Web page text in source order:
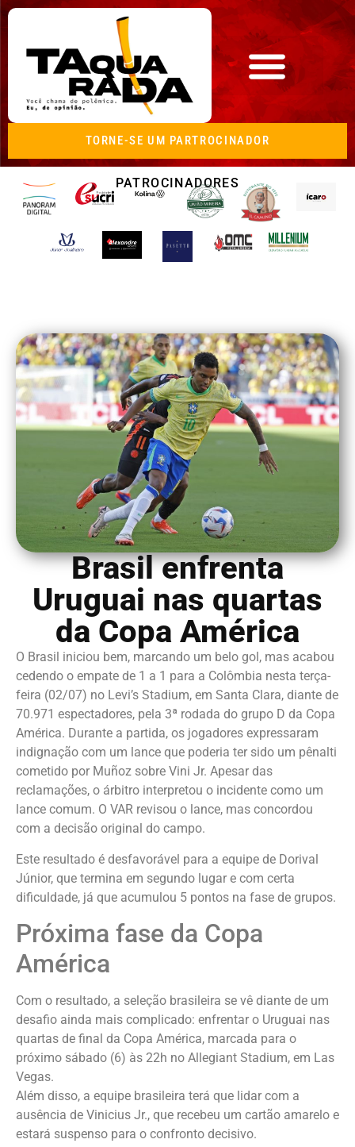
TORNE-SE UM PARTROCINADOR
PATROCINADORES
Brasil enfrenta
Uruguai nas quartas
da Copa América
O Brasil iniciou bem, marcando um belo gol, mas acabou
cedendo o empate de 1 a 1 para a Colômbia nesta terça-
feira (02/07) no Levi’s Stadium, em Santa Clara, diante de
70.971 espectadores, pela 3ª rodada do grupo D da Copa
América. Durante a partida, os jogadores expressaram
indignação com um lance que poderia ter sido um pênalti
cometido por Muñoz sobre Vini Jr. Apesar das
reclamações, o árbitro interpretou o incidente como um
lance comum. O VAR revisou o lance, mas concordou
com a decisão original do campo.
Este resultado é desfavorável para a equipe de Dorival
Júnior, que termina em segundo lugar e com certa
dificuldade, já que acumulou 5 pontos na fase de grupos.
Próxima fase da Copa
América
Com o resultado, a seleção brasileira se vê diante de um
desafio ainda mais complicado: enfrentar o Uruguai nas
quartas de final da Copa América, marcada para o
próximo sábado (6) às 22h no Allegiant Stadium, em Las
Vegas.
Além disso, a equipe brasileira terá que lidar com a
ausência de Vinicius Jr., que recebeu um cartão amarelo e
estará suspenso para o confronto decisivo.